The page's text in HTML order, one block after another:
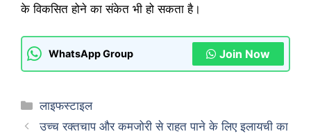
के विकसित होने का संकेत भी हो सकता है।
WhatsApp Group Join Now
Categories
लाइफस्टाइल
उच्च रक्तचाप और कमजोरी से राहत पाने के लिए इलायची का